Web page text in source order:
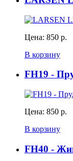
Цена: 850 р.
В корзину
FH19 -
Цена: 850 р.
В корзину
FH40 -